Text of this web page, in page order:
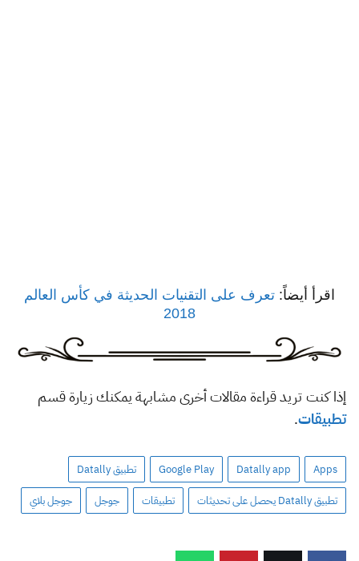
اقرأ أيضاً: تعرف على التقنيات الحديثة في كأس العالم
2018
إذا كنت تريد قراءة مقالات أخرى مشابهة يمكنك زيارة قسم
تطبيقات.
Apps
Datally app
Google Play تطبيق Datally
تطبيق Datally يحصل على تحديثات تطبيقات جوجل جوجل بلاي